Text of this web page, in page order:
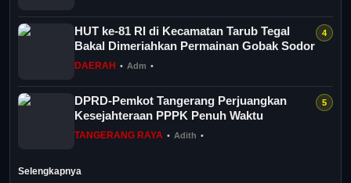
HUT ke-81 RI di Kecamatan Tarub Tegal
Bakal Dimeriahkan Permainan Gobak Sodor
DAERAH • Adm •
DPRD-Pemkot Tangerang Perjuangkan
Kesejahteraan PPPK Penuh Waktu
TANGERANG RAYA • Adith •
Selengkapnya